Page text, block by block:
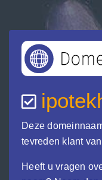
Deze
tevreden klant
Heeft u vragen